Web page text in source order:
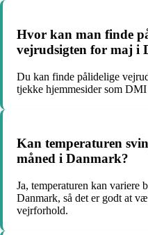
Hvor kan man finde
vejrudsigten for maj i
Du kan finde pålidelige
tjekke hjemmesider som
Kan temperaturen
måned i Danmark?
Ja, temperaturen kan variere
Danmark, så det er godt at
vejrforhold.